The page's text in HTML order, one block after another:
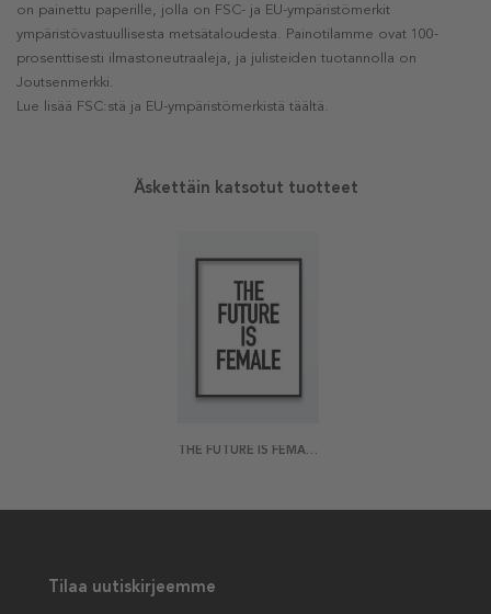
on painettu paperille, jolla on FSC- ja EU-ympäristömerkit
ympäristövastuullisesta metsätaloudesta. Painotilamme ovat 100-
prosenttisesti ilmastoneutraaleja, ja julisteiden tuotannolla on
Joutsenmerkki.
Lue lisää FSC:stä ja EU-ympäristömerkistä täältä.
Äskettäin katsotut tuotteet
THE FUTURE IS FEMALE JULISTE
Tilaa uutiskirjeemme